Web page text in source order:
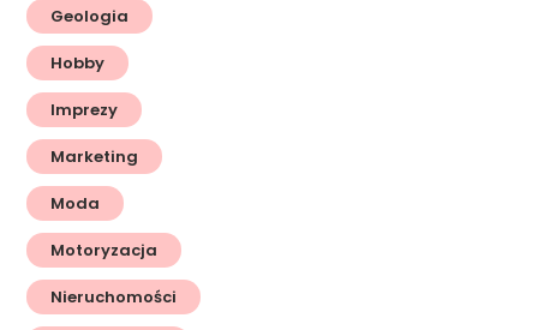
Geologia
Hobby
Imprezy
Marketing
Moda
Motoryzacja
Nieruchomości